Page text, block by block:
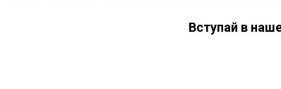
Вступай в